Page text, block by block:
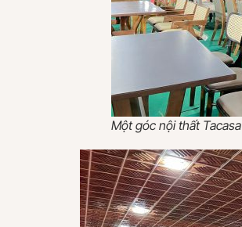
Một góc nội thất Tacasa